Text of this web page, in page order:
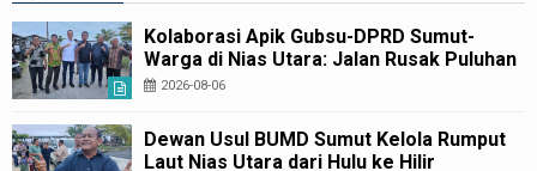
Kolaborasi Apik Gubsu-DPRD Sumut-
Warga di Nias Utara: Jalan Rusak Puluhan
Tahun Akhirnya Diperbaiki
2026-08-06
Dewan Usul BUMD Sumut Kelola Rumput
Laut Nias Utara dari Hulu ke Hilir